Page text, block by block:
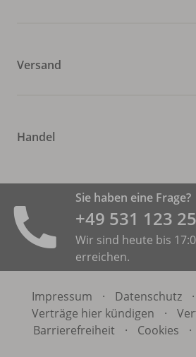
Versand
Handel
Sie haben eine Frage?
+49 531 ­123
Wir sind heute bis
erreichen.
Impressum · Datenschutz ·
Verträge hier kündigen
·
Barrierefreiheit
· Cookies ·